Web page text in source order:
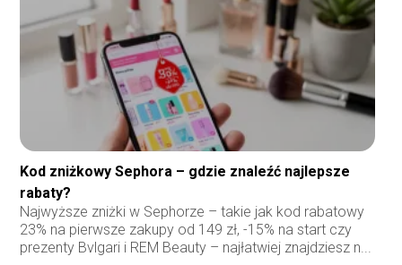
Kod zniżkowy Sephora – gdzie znaleźć najlepsze
rabaty?
Najwyższe zniżki w Sephorze – takie jak kod rabatowy
23% na pierwsze zakupy od 149 zł, -15% na start czy
prezenty Bvlgari i REM Beauty – najłatwiej znajdziesz n...